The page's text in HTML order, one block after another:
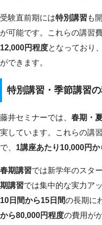
受験直前期には特別講習 も
が可能です。これらの講習
12,000円程度となっており
ができます。
特別講習・季節講習
藤井セミナーでは、 春期・
実しています。これらの講
で、 1講座あたり10,000円
春期講習では新学年のスタ
期講習では集中的な実力ア
10日間から15日間の長期に
から80,000円程度の費用が